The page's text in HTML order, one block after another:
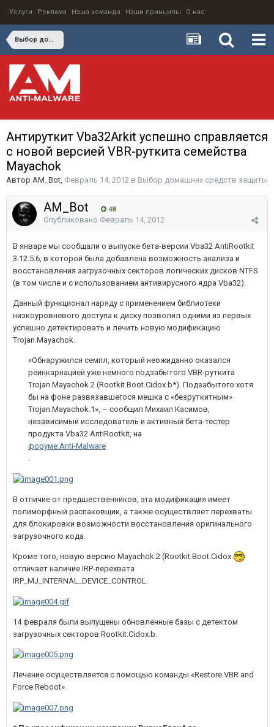
Услуги Реклама Наша команда Наши принципы О нас
Выбор домашних средств защиты
Антируткит Vba32Arkit успешно справляется
с новой версией VBR-руткита семейства
Mayachok
Автор AM_Bot, Февраль 14, 2012 в Выбор домашних средств защиты
AM_Bot 48
Опубликовано Февраль 14, 2012
В январе мы сообщали о выпуске бета-версии Vba32 AntiRootkit
3.12.5.6, в которой была добавлена возможность анализа и
восстановления загрузочных секторов логических дисков NTFS
(в том числе и с использованием антивирусного ядра Vba32).
Данный функционал наряду с применением библиотеки
низкоуровневого доступа к диску позволил одними из первых
успешно детектировать и лечить новую модификацию
Trojan.Mayachok.
«Обнаружился семпл, который неожиданно оказался
реинкарнацией уже немного подзабытого VBR-руткита
Trojan.Mayachok.2 (Rootkit.Boot.Cidox.b*). Подзабытого хотя
бы на фоне развязавшегося мешка с «безруткитным»
Trojan.Mayachok.1», – сообщил Михаил Касимов,
независимый исследователь и активный бета-тестер
продукта Vba32 AntiRootkit, на
форуме Anti-Malware
.
В отличие от предшественников, эта модификация имеет
полиморфный распаковщик, а также осуществляет перехваты
для блокировки возможности восстановления оригинального
загрузочного кода.
Кроме того, новую версию Mayachok.2 (Rootkit.Boot.Cidox.
отличает наличие IRP-перехвата
IRP_MJ_INTERNAL_DEVICE_CONTROL.
14 февраля были выпущены обновленные базы с детектом
загрузочных секторов Rootkit.Cidox.b.
Лечение осуществляется с помощью команды «Restore VBR and
Force Reboot».